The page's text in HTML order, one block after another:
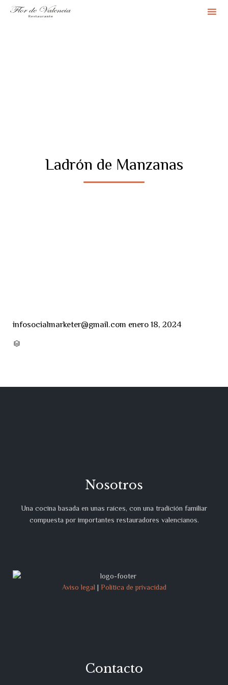
Ladrón de Manzanas
infosocialmarketer@gmail.com enero 18, 2024

Nosotros
Una cocina basada en unas raíces, con una tradición familiar
compuesta por importantes restauradores valencianos.
Aviso legal | Política de privacidad
Contacto